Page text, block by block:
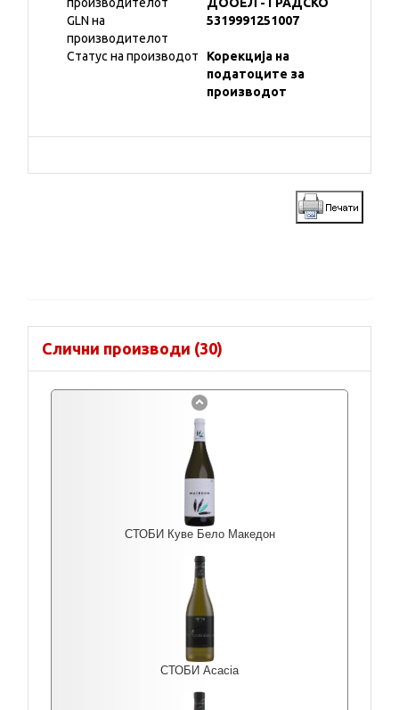
GLN на
производителот
5319991251007
Статус на производот
Корекција на
податоците за
производот
Слични производи (30)
СТОБИ Куве Бело Македон
СТОБИ Acacia